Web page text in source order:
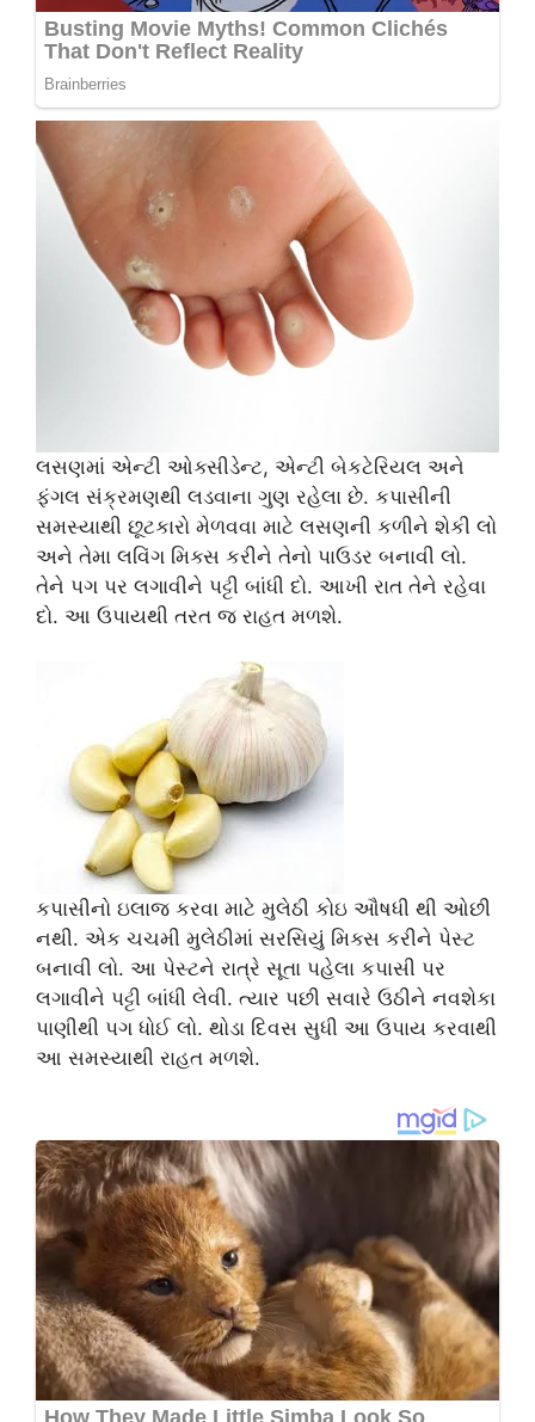
લસણમાં એન્ટી ઓક્સીડેન્ટ, એન્ટી બેકટેરિયલ અને
ફંગલ સંક્રમણથી લડવાના ગુણ રહેલા છે. કપાસીની
સમસ્યાથી છૂટકારો મેળવવા માટે લસણની કળીને શેકી લો
અને તેમા લવિંગ મિક્સ કરીને તેનો પાઉડર બનાવી લો.
તેને પગ પર લગાવીને પટ્ટી બાંધી દો. આખી રાત તેને રહેવા
દો. આ ઉપાયથી તરત જ રાહત મળશે.
કપાસીનો ઇલાજ કરવા માટે મુલેઠી કોઇ ઔષધી થી ઓછી
નથી. એક ચચમી મુલેઠીમાં સરસિયું મિક્સ કરીને પેસ્ટ
બનાવી લો. આ પેસ્ટને રાત્રે સૂતા પહેલા કપાસી પર
લગાવીને પટ્ટી બાંધી લેવી. ત્યાર પછી સવારે ઉઠીને નવશેકા
પાણીથી પગ ધોઈ લો. થોડા દિવસ સુધી આ ઉપાય કરવાથી
આ સમસ્યાથી રાહત મળશે.